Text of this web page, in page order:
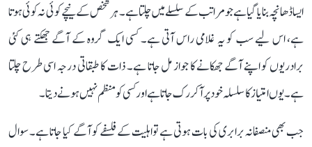
ایسا ڈھانچہ بنایا گیا ہے جو مراتب کے سلسلے میں چلتا ہے۔ ہر شخص کے نیچے کوئی نہ کوئی ہوتا
ہے، اس لیے سب کو یہ غلامی راس آتی ہے۔ کسی ایک گروہ کے آگے جھکتے ہی کئی
برادریوں کو اپنے آگے جھکانے کا جواز مل جاتا ہے۔ ذات کا طبقاتی درجہ اسی طرح چلتا
ہے۔ یوں امتیاز کا سلسلہ خود پر آ کر رک جاتا ہے اور کسی کو منظم نہیں ہونے دیتا۔
جب بھی منصفانہ برابری کی بات ہوتی ہے تو اہلیت کے فلسفے کو آگے کیا جاتا ہے۔ سوال